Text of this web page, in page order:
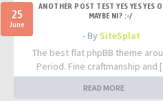
25
June
ANOTHER POST TEST YES YES YES
MAYBE NI? :-/
- BySiteSplat
The best flat phpBB theme
Period. Fine craftmanship and
READ MORE